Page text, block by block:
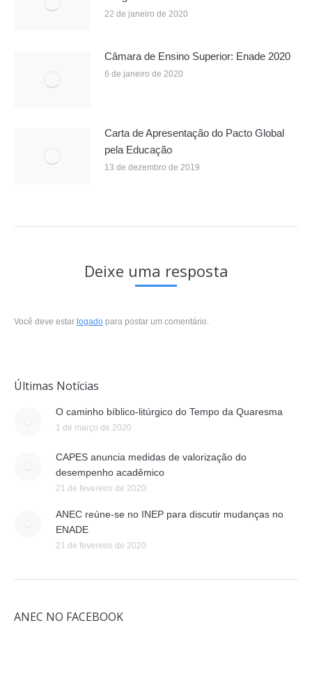
22 de janeiro de 2020
Câmara de Ensino Superior: Enade 2020
6 de janeiro de 2020
Carta de Apresentação do Pacto Global
pela Educação
13 de dezembro de 2019
Deixe uma resposta
Você deve estar logado para postar um comentário.
Últimas Notícias
O caminho bíblico-litúrgico do Tempo da Quaresma
1 de março de 2020
CAPES anuncia medidas de valorização do
desempenho acadêmico
21 de fevereiro de 2020
ANEC reúne-se no INEP para discutir mudanças no
ENADE
21 de fevereiro de 2020
ANEC NO FACEBOOK